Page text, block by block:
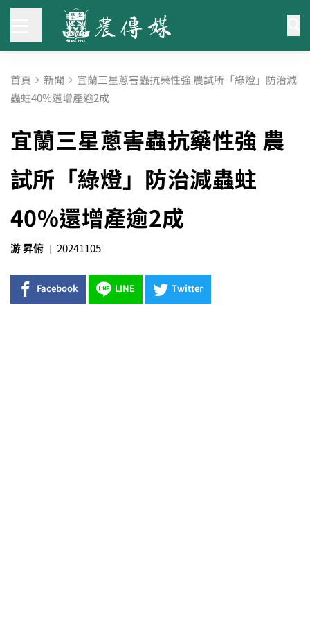
首頁 新聞 宜蘭三星蔥害蟲抗藥性強 農試所「綠燈」防治減
蟲蛀40%還增產逾2成
宜蘭三星蔥害蟲抗藥性強 農
試所「綠燈」防治減蟲蛀
40%還增產逾2成
游 昇俯 20241105
Facebook LINE Twitter